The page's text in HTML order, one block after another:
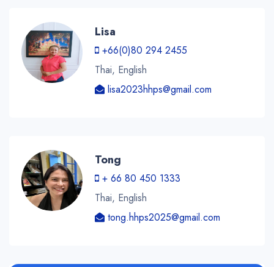
Lisa
+66(0)80 294 2455
Thai, English
lisa2023hhps@gmail.com
Tong
+ 66 80 450 1333
Thai, English
tong.hhps2025@gmail.com